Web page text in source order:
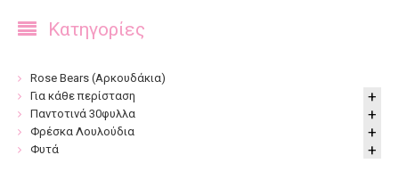
Κατηγορίες
Rose Bears (Αρκουδάκια)
Για κάθε περίσταση
Παντοτινά 30φυλλα
Φρέσκα Λουλούδια
Φυτά